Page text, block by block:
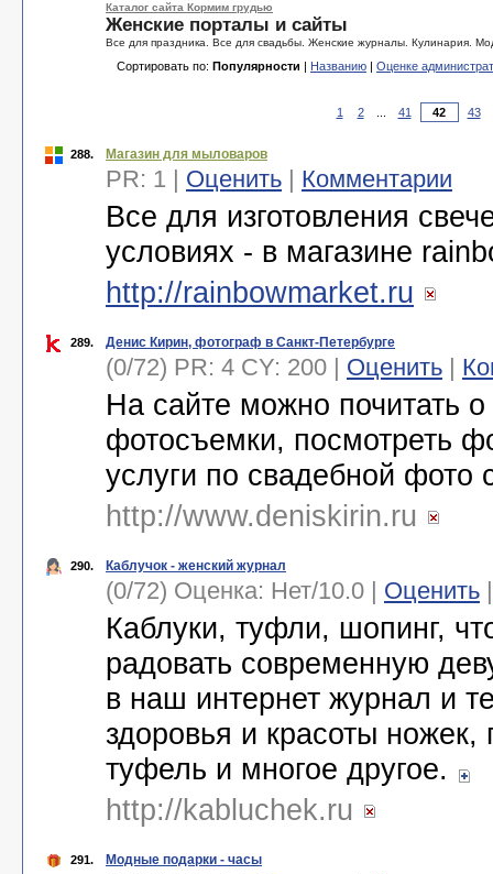
Каталог сайта Кормим грудью
Женские порталы и сайты
Все для праздника. Все для свадьбы. Женские журналы. Кулинария.
Сортировать по: Популярности | Названию | Оценке
1 2 41 43
288. Магазин для мыловаров
PR: 1 | Оценить | Комментарии
Все для изготовления
условиях - в магазине
http://rainbowmarket.ru
289. Денис Кирин, фотограф в Санкт-Петербурге
(0/72) PR: 4 CY: 200 | Оценить |
На сайте можно почитать
фотосъемки, посмотреть
услуги по свадебной фото
http://www.deniskirin.ru
290. Каблучок - женский журнал
(0/72) Оценка: Нет/10.0 | Оценить
Каблуки, туфли, шопинг,
радовать современную
в наш интернет журнал и
здоровья и красоты ножек,
туфель и многое другое.
http://kabluchek.ru
291. Модные подарки - часы